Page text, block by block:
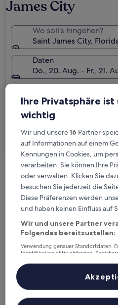
James City
Wo soll’s hingehen?
Saint James City,
Daten
Do., 20. Aug. - Fr., 21.
2 Reisende, 1 Zimmer
Ich reise geschäftlich
Kostenlose
Planänderungen
Verdiene Prämien
wahrgenommene
Mehr sparen mit
Überprüfe die Preise
Ihre Privatsphäre ist
wichtig
Wir und unsere16 Partner
auf Informationen auf einem
Kennungen in Cookies, um
verarbeiten. Sie können Ihre
oder verwalten. Klicken Sie
besuchen Sie jederzeit die
Diese Präferenzen werden
und haben keinen Einfluss auf
Wir und unsere Partner
Folgendes bereitzustellen:
Verwendung genauer Standortdaten.
Identifikation aktiv abfragen.
Inhalte, Messung von Werbeleistung
Zielgruppenforschung sowie
Liste der Partner (Lieferanten)